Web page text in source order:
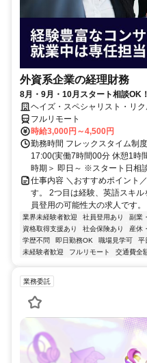
外資系企業の経理財務
8月・9月・10月スタート相談OK
大／700万～800万／リモート勤
ヘイズ・スペシャリスト・リ
フルリモート
時給3,000円～4,500円
勤務時間 フレックスタイム制
17:00(実働7時間00分 休憩1時
時期＞ 即日～ ※スタート日相
仕事内容 ＼おすすめポイント
す。 2つ目は経験、英語スキ
員登用の可能性大の求人です
業界未経験者歓迎 社員登用あり 副業
資格取得支援あり
社会保険あり 産休
学歴不問
即日勤務OK 職場見学可 平
未経験者歓迎
フルリモート 交通費全
業務委託